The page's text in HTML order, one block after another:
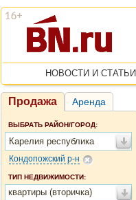
НОВОСТИ И СТАТЬИ
Продажа Аренда
ВЫБРАТЬ РАЙОН/ГОРОД:
Карелия республика
Кондопожский р-н
ТИП НЕДВИЖИМОСТИ:
квартиры (вторичка)